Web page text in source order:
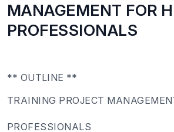
MANAGEMENT FOR
PROFESSIONALS
** OUTLINE **
TRAINING PROJECT
PROFESSIONALS